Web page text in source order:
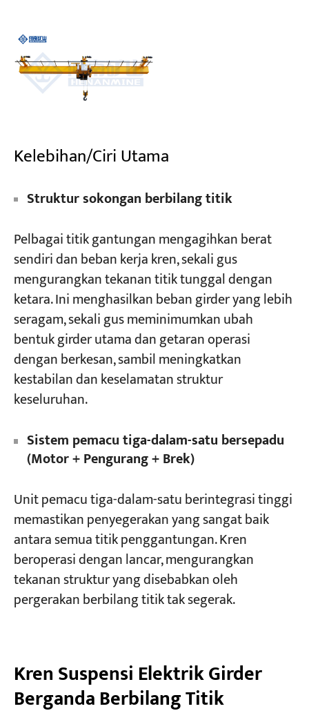
Kelebihan/Ciri Utama
Struktur sokongan berbilang titik
Pelbagai titik gantungan mengagihkan berat
sendiri dan beban kerja kren, sekali gus
mengurangkan tekanan titik tunggal dengan
ketara. Ini menghasilkan beban girder yang lebih
seragam, sekali gus meminimumkan ubah
bentuk girder utama dan getaran operasi
dengan berkesan, sambil meningkatkan
kestabilan dan keselamatan struktur
keseluruhan.
Sistem pemacu tiga-dalam-satu bersepadu
(Motor + Pengurang + Brek)
Unit pemacu tiga-dalam-satu berintegrasi tinggi
memastikan penyegerakan yang sangat baik
antara semua titik penggantungan. Kren
beroperasi dengan lancar, mengurangkan
tekanan struktur yang disebabkan oleh
pergerakan berbilang titik tak segerak.
Kren Suspensi Elektrik Girder
Berganda Berbilang Titik